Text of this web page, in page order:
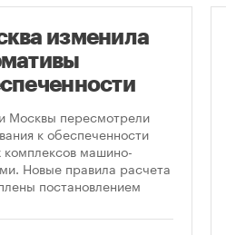
изменила
Москвы пересмотрели
к обеспеченности
машино-
Новые правила расчета
постановлением
2026 года. Документ